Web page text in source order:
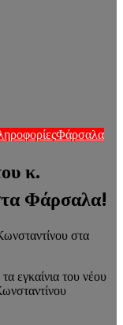
Φάρσαλα
κ.
Φάρσαλα!
στα
εγκαίνια του νέου